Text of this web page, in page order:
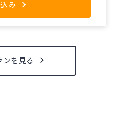
み
ンを見る